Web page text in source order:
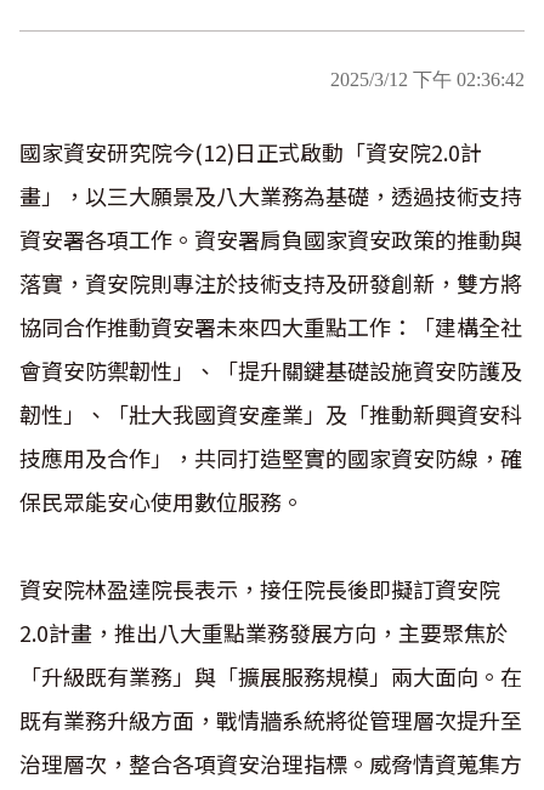
2025/3/12 下午 02:36:42
國家資安研究院今(12)日正式啟動「資安院2.0計
畫」，以三大願景及八大業務為基礎，透過技術支持
資安署各項工作。資安署肩負國家資安政策的推動與
落實，資安院則專注於技術支持及研發創新，雙方將
協同合作推動資安署未來四大重點工作：「建構全社
會資安防禦韌性」、「提升關鍵基礎設施資安防護及
韌性」、「壯大我國資安產業」及「推動新興資安科
技應用及合作」，共同打造堅實的國家資安防線，確
保民眾能安心使用數位服務。
資安院林盈達院長表示，接任院長後即擬訂資安院
2.0計畫，推出八大重點業務發展方向，主要聚焦於
「升級既有業務」與「擴展服務規模」兩大面向。在
既有業務升級方面，戰情牆系統將從管理層次提升至
治理層次，整合各項資安治理指標。威脅情資蒐集方